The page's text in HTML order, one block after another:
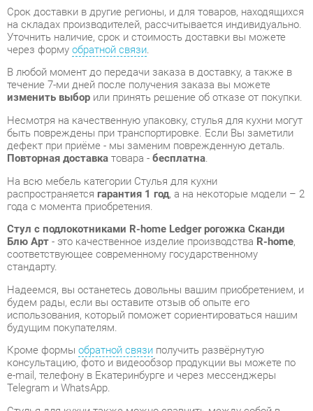
В любой момент до передачи заказа в доставку, а также в
течение 7-ми дней после получения заказа вы можете
изменить выборили принять решение об отказе от покупки.
Несмотря на качественную упаковку, стулья для кухни могут
быть повреждены при транспортировке. Если Вы заметили
дефект при приёме - мы заменим поврежденную деталь.
Повторная доставкатовара -бесплатна.
распространяетсягарантия 1 год, а на некоторые модели – 2
года с момента приобретения.
Стул с подлокотниками R-home Ledger рогожка Сканди
соответствующее современному государственному
стандарту.
Надеемся, вы останетесь довольны вашим приобретением, и
будем рады, если вы оставите отзыв об опыте его
использования, который поможет сориентироваться нашим
будущим покупателям.
Кроме формы
консультацию, фото и видеообзор продукции вы можете по
e-mail, телефону в Екатеринбурге и через мессенджеры
Telegram и WhatsApp.
Стулья для кухни также можно сравнить между собой в
нашем шоу-руме и купить Стул с подлокотниками R-home
Ledger рогожка Сканди Блю Арт, самостоятельно забрав его
с нашего центрального склада в г. Екатеринбург. Полный
список адресов и магазинов смотрите на странице
контактов.